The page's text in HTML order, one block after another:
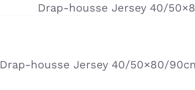
Drap-housse Jersey 40/
Drap-housse Jersey 40/50×80/